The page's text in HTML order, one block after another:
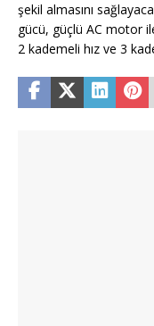
şekil almasını
gücü, güçlü AC motor
2 kademeli hız ve 3